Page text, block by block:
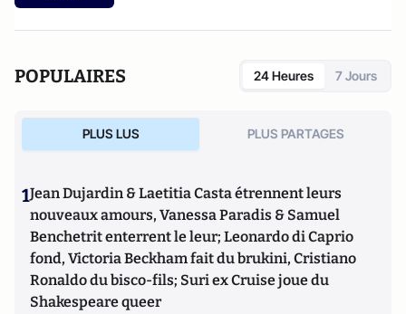
POPULAIRES 24 Heures 7 Jours
PLUS LUS PLUS PARTAGES
1Jean Dujardin & Laetitia Casta étrennent leurs
nouveaux amours, Vanessa Paradis & Samuel
Benchetrit enterrent le leur; Leonardo di Caprio
fond, Victoria Beckham fait du brukini, Cristiano
Ronaldo du bisco-fils; Suri ex Cruise joue du
Shakespeare queer